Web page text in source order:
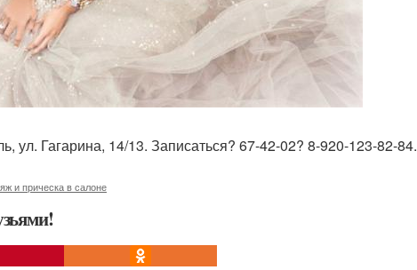
ул. Гагарина, 14/13. Записаться? 67-42-02? 8-920-123-82-84.
и прическа в салоне